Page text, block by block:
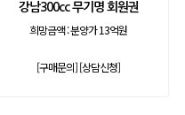
강남300cc 무기명 회원권
희망금액 :분양가 13억원
[구매문의][상담신청]